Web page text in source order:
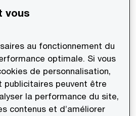
d’associés de cabinets
sur le marché français
de 35% par
mouvements de 2022.
de mouvements depuis
en 2006.
vous
au fonctionnement du
optimale. Si vous
de personnalisation,
publicitaires peuvent être
la performance du site,
contenus et d’améliorer